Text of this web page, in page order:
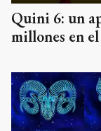
Quini 6: un
millones en